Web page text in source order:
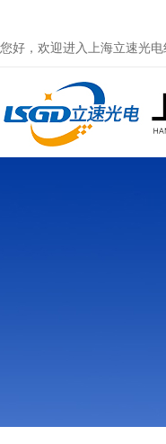
您好，欢迎进入上海立速光电